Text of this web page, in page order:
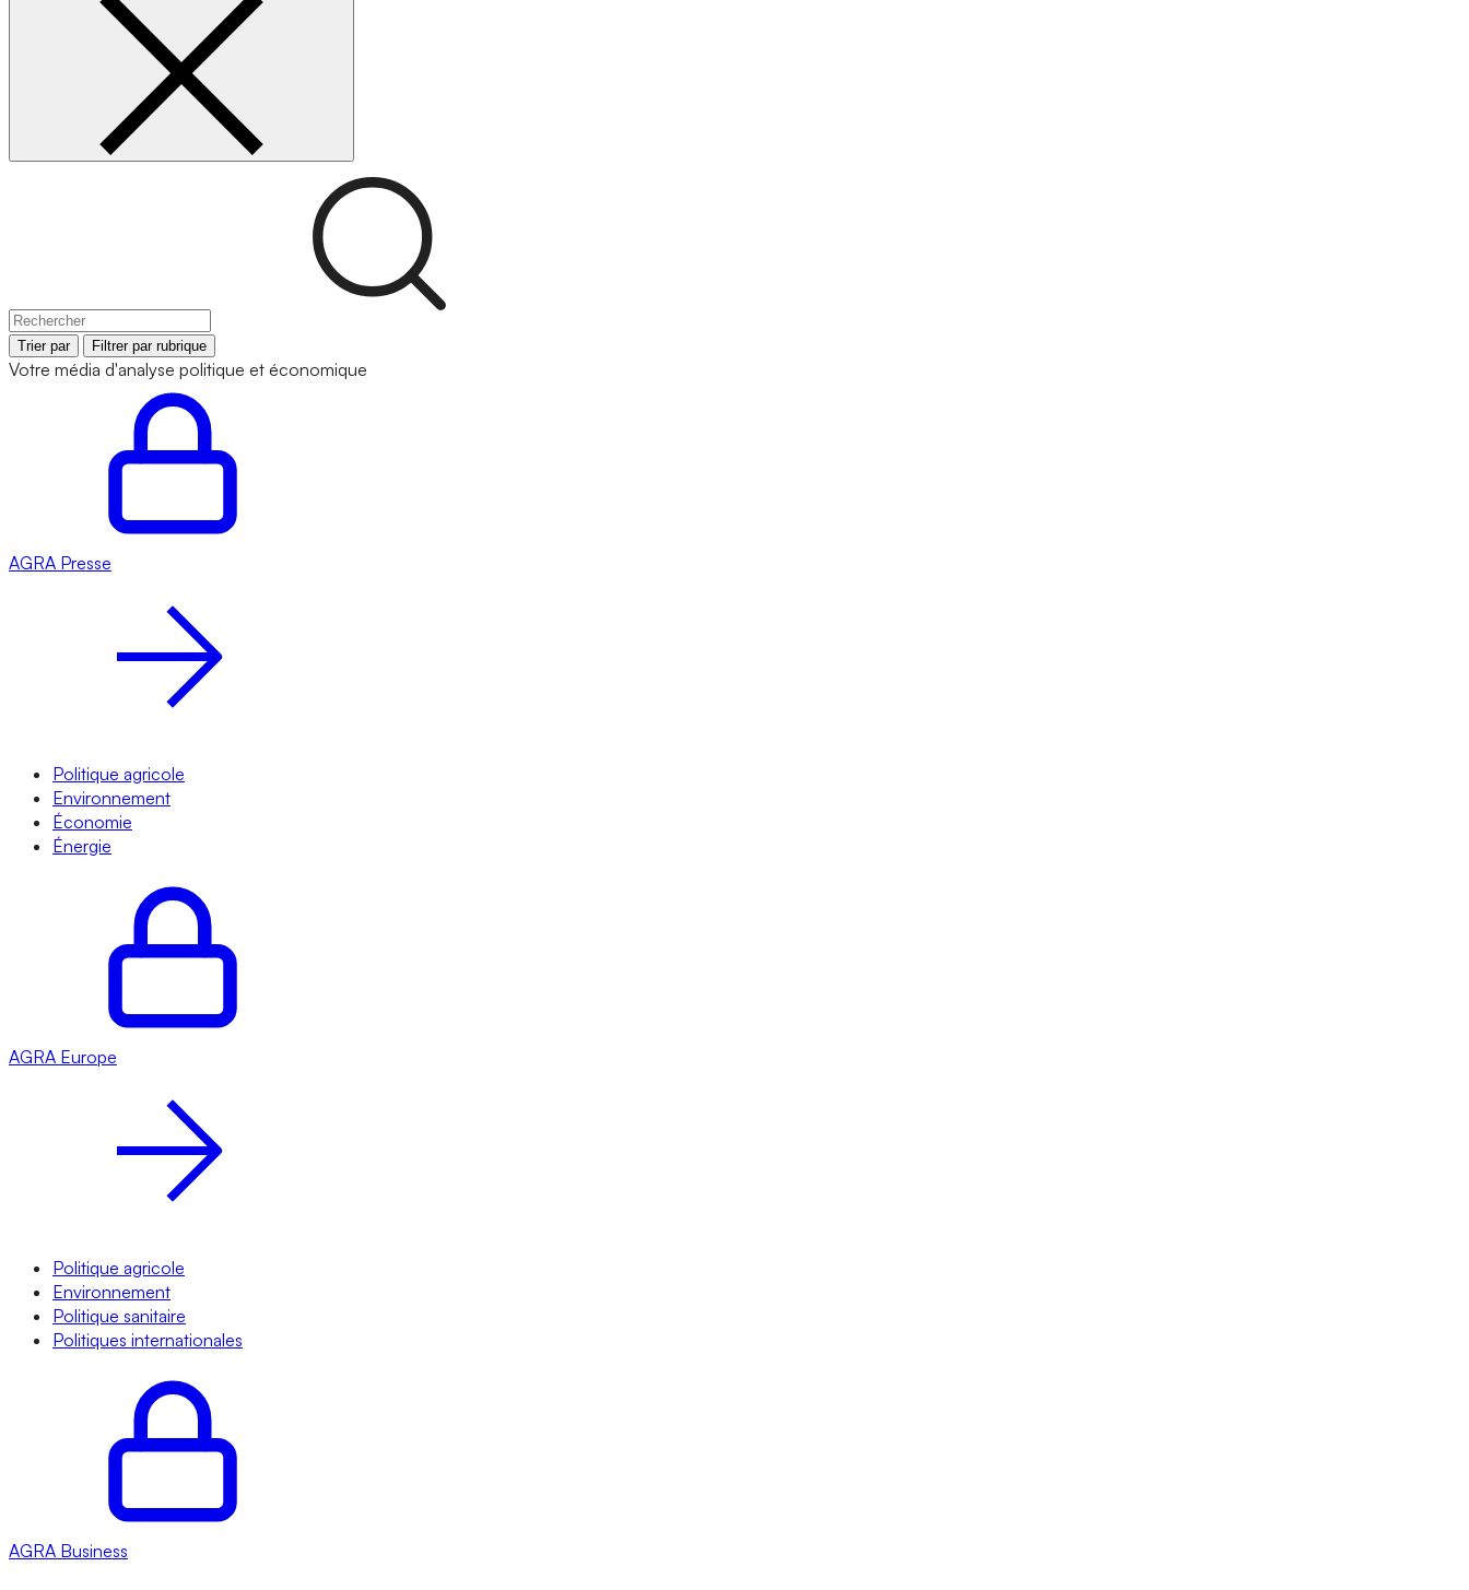
Trier par Filtrer par rubrique
Votre média d'analyse politique et économique
AGRA Presse
Politique agricole
Environnement
Économie
Énergie
AGRA Europe
Politique agricole
Environnement
Politique sanitaire
Politiques internationales
AGRA Business